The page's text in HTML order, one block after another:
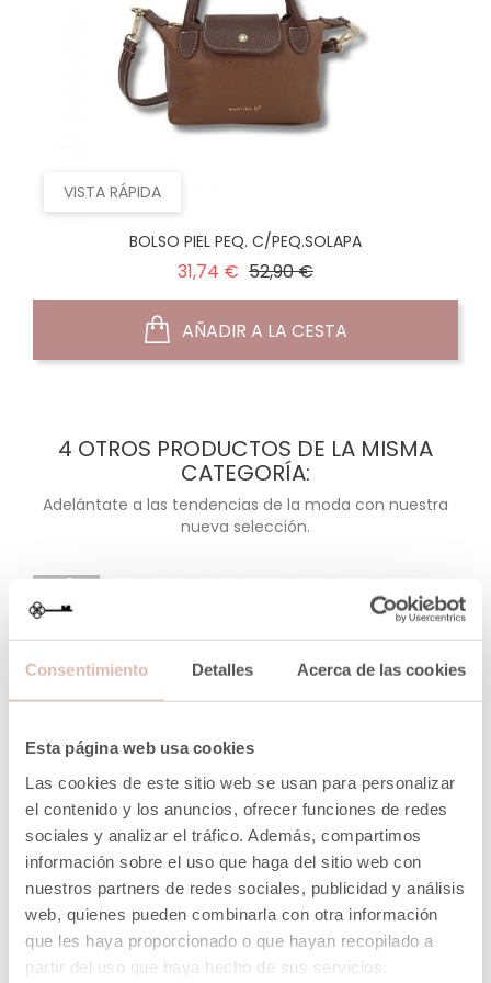
Consentimiento Detalles Acerca de las cookies
Esta página web usa cookies
Las cookies de este sitio web se usan para personalizar
el contenido y los anuncios, ofrecer funciones de redes
sociales y analizar el tráfico. Además, compartimos
información sobre el uso que haga del sitio web con
nuestros partners de redes sociales, publicidad y análisis
web, quienes pueden combinarla con otra información
que les haya proporcionado o que hayan recopilado a
partir del uso que haya hecho de sus servicios.
VISTA RÁPIDA
BOLSO PIEL PEQ. C/PEQ.SOLAPA
31,74 € Precio
52,90 €Precio
AÑADIR A LA CESTA
4 OTROS PRODUCTOS DE LA MISMA
CATEGORÍA:
Adelántate a las tendencias de la moda con nuestra
nueva selección.
-40%